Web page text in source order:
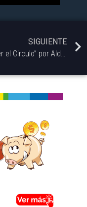
SIGUIENTE